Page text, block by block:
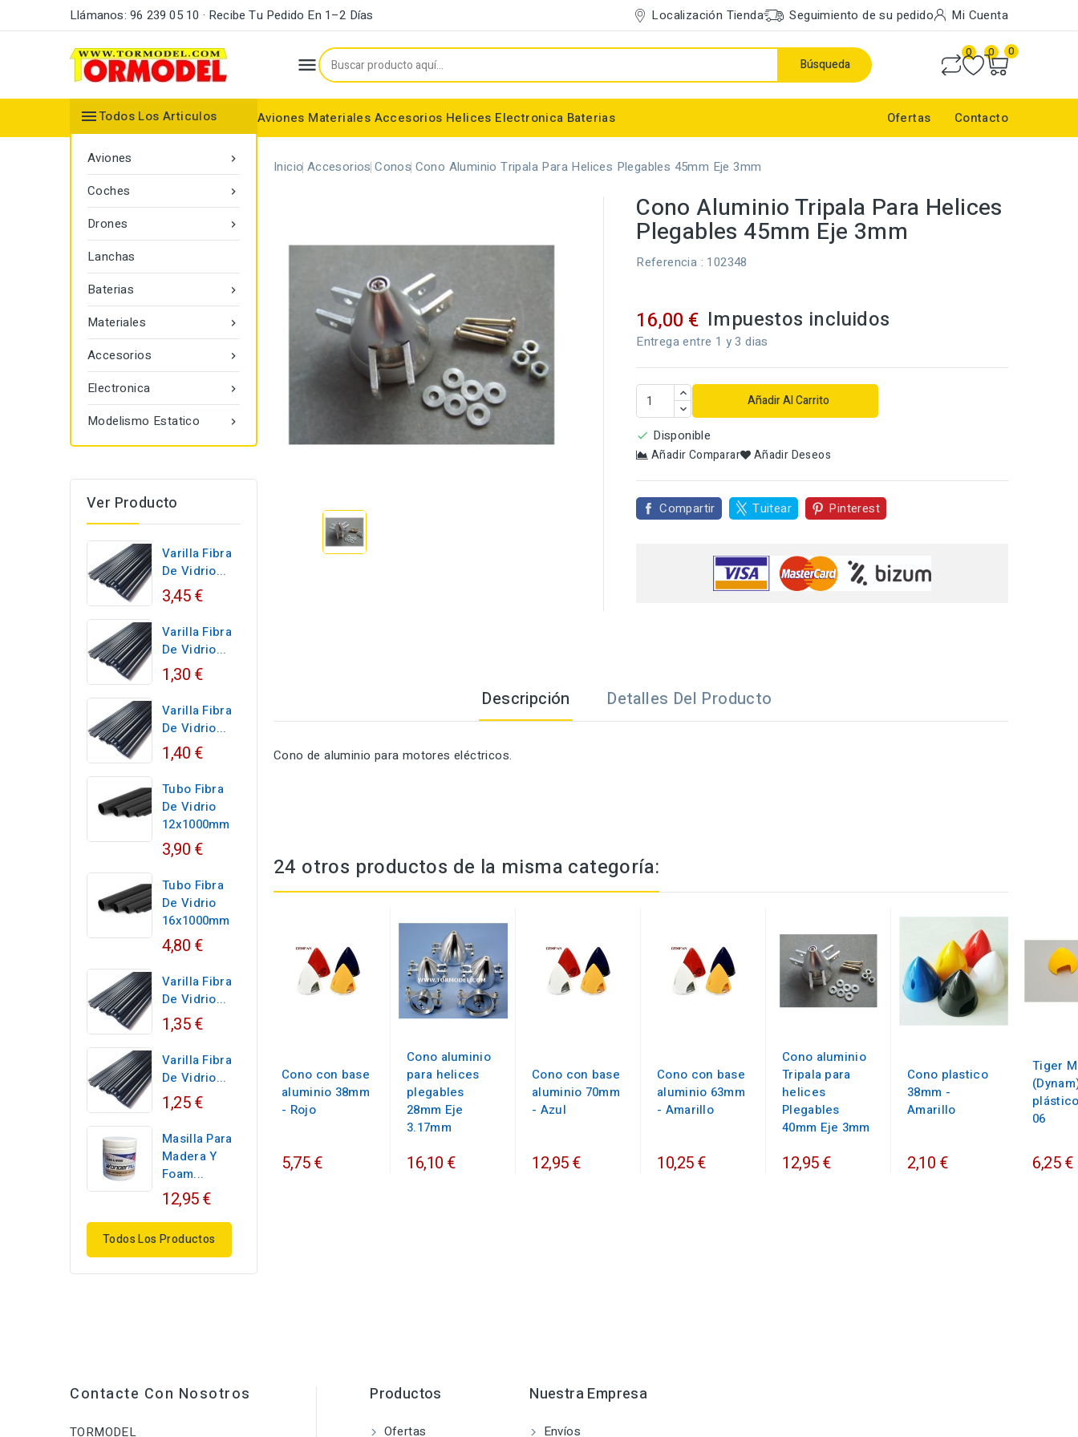
Llámanos: 96 239 05 10 · Recibe Tu Pedido En 1–2 Días Localización Tienda Seguimiento de su pedido Mi Cuenta
 Búsqueda
0 0 0
Aviones Materiales Accesorios Helices Electronica Baterias Ofertas Contacto
Todos Los Articulos

Aviones

Coches

Drones
Lanchas

Baterias

Materiales

Accesorios

Electronica

Modelismo Estatico
Ver Producto
Varilla Fibra
De Vidrio...
3,45 €
Varilla Fibra
De Vidrio...
1,30 €
Varilla Fibra
De Vidrio...
1,40 €
Tubo Fibra
De Vidrio
12x1000mm
3,90 €
Tubo Fibra
De Vidrio
16x1000mm
4,80 €
Varilla Fibra
De Vidrio...
1,35 €
Varilla Fibra
De Vidrio...
1,25 €
Masilla Para
Madera Y
Foam...
12,95 €
Todos Los Productos
Inicio Accesorios Conos Cono Aluminio Tripala Para Helices Plegables 45mm Eje 3mm
Cono Aluminio Tripala Para Helices
Plegables 45mm Eje 3mm
Referencia : 102348
16,00 € Impuestos incluidos
Entrega entre 1 y 3 dias
Añadir Al Carrito
 Disponible
Añadir Comparar Añadir Deseos
Compartir Tuitear Pinterest
Descripción Detalles Del Producto
Cono de aluminio para motores eléctricos.
24 otros productos de la misma categoría:
Cono con base
aluminio 38mm
- Rojo
5,75 €
Cono aluminio
para helices
plegables
28mm Eje
3.17mm
16,10 €
Cono con base
aluminio 70mm
- Azul
12,95 €
Cono con base
aluminio 63mm
- Amarillo
10,25 €
Cono aluminio
Tripala para
helices
Plegables
40mm Eje 3mm
12,95 €
Cono plastico
38mm -
Amarillo
2,10 €
Tiger
06
6,25 €
Contacte Con Nosotros
TORMODEL
Productos
Ofertas
Nuestra Empresa
Envíos